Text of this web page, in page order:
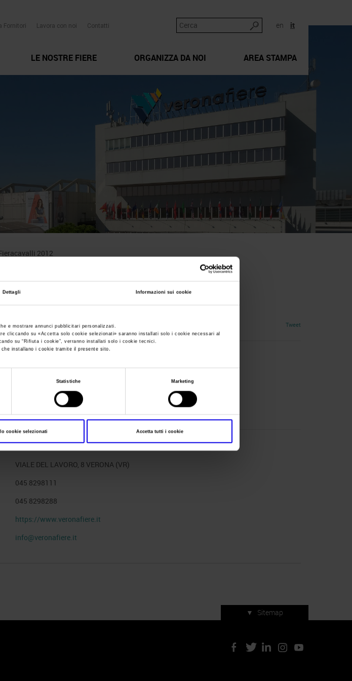
Dettagli Informazioni sui cookie
e mostrare annunci pubblicitari personalizzati.
cliccando su «Accetta solo cookie selezionati» saranno installati solo i cookie necessari al
su “Rifiuta i cookie”, verranno installati solo i cookie tecnici.
installano i cookie tramite il presente sito.
Statistiche Marketing
cookie selezionati Accetta tutti i cookie
en it
Fornitori Lavora con noi Contatti
LE NOSTRE FIERE ORGANIZZA DA NOI AREA STAMPA
2012
Tweet
https://www.fieracavalli.com
info@veronafiere.it
VERONAFIERE
VIALE DEL LAVORO, 8 VERONA (VR)
045 8298111
045 8298288
https://www.veronafiere.it
info@veronafiere.it
▼ Sitemap
Servizi di manifestazione